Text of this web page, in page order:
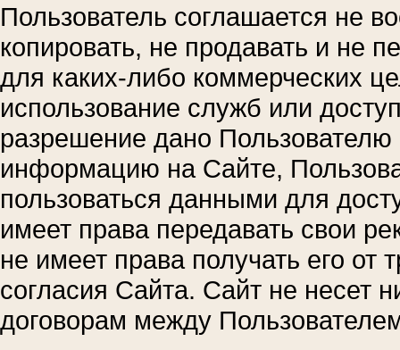
Пользователь соглашается не
копировать, не продавать и не
для каких-либо коммерческих
использование служб или
разрешение дано
информацию на Сайте,
пользоваться данными для
имеет права передавать свои
не имеет права получать его от
согласия Сайта. Сайт не несет
договорам между